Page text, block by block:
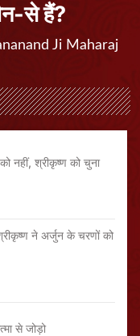
से हैं?
Ji Maharaj
नहीं, श्रीकृष्ण को चुना
ने अर्जुन के चरणों को
से जोड़ो